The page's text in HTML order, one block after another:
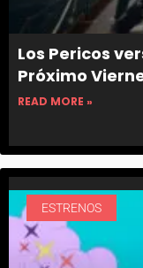
Los Pericos
Próximo
READ MORE »
ESTRENOS